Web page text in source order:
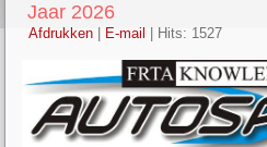
Jaar 2026
Afdrukken E-mail Hits: 1527